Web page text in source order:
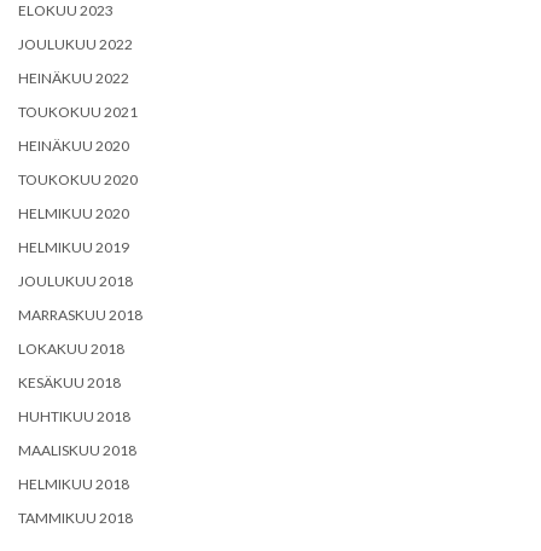
ELOKUU 2023
JOULUKUU 2022
HEINÄKUU 2022
TOUKOKUU 2021
HEINÄKUU 2020
TOUKOKUU 2020
HELMIKUU 2020
HELMIKUU 2019
JOULUKUU 2018
MARRASKUU 2018
LOKAKUU 2018
KESÄKUU 2018
HUHTIKUU 2018
MAALISKUU 2018
HELMIKUU 2018
TAMMIKUU 2018